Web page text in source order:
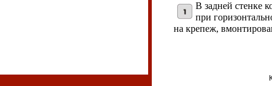
В задней стенке
при
на крепеж,